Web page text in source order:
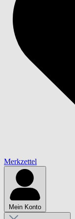
Merkzettel
Mein Konto